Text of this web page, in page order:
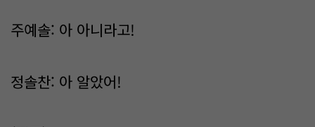
주예솔: 아 아니라고!
정솔찬: 아 알았어!